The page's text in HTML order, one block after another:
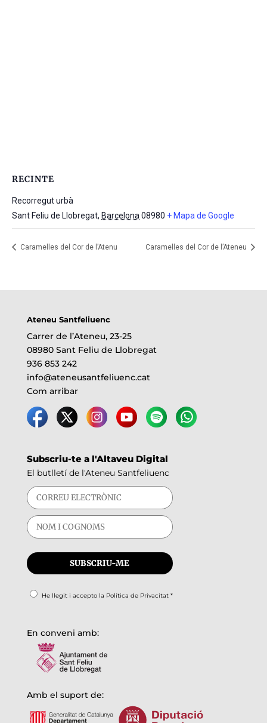
RECINTE
Recorregut urbà
Sant Feliu de Llobregat, Barcelona 08980 + Mapa de Google
Caramelles del Cor de l’Atenu Caramelles del Cor de l’Ateneu
Ateneu Santfeliuenc
Carrer de l’Ateneu, 23-25
08980 Sant Feliu de Llobregat
936 853 242
info@ateneusantfeliuenc.cat
Com arribar
Subscriu-te a l'Altaveu Digital
El butlletí de l'Ateneu Santfeliuenc
He llegit i accepto la Política de Privacitat*
En conveni amb:
Amb el suport de: